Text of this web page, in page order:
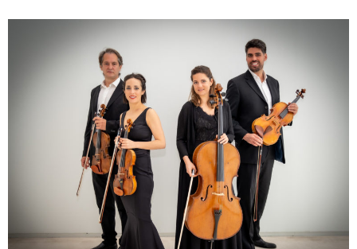
Hacettepe 3er Concurso Nacional de Guitarra Clásica;
V Concurso del Festival Internacional de Guitarra de
Estambul; Leones – Concurso Europeo de Guitarra
Clásica Thomas Kuti; División Intermedia de la
Competencia Virtual de la Florida Guitar Foundation
2020; Concurso Internacional de Guitarra de Sarajevo
2020; Concurso Internacional de Guitarra Esteve 65
Aniversario 2022; VIII Concurso de Guitarra de
Gandía; X Edición del Concurso Internacional de
Guitarra Ángel Piñero; Concurso de Guitarra “Ciudad
de Mula” 2023 Categoría Pro.